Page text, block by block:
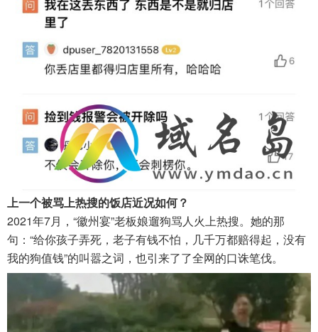
上一个被骂上热搜的饭店近况如何？
2021年7月，“徽州宴”老板娘遛狗骂人火上热搜。她的那
句：“给你孩子弄死，老子有钱不怕，几千万都赔得起，没有
我的狗值钱”的叫嚣之词，也引来了了全网的口诛笔伐。